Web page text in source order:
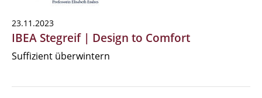
23.11.2023
IBEA Stegreif | Design to Comfort
Suffizient überwintern